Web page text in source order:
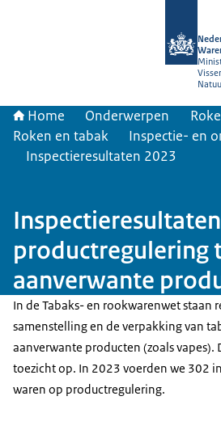
Home Onderwerpen
Roken en tabak
Inspectie- en
Inspectieresultaten 2023
Inspectieresultaten
productregulering
aanverwante
In de Tabaks- en rookwarenwet staan
samenstelling en de verpakking van
aanverwante producten (zoals vapes).
toezicht op. In 2023 voerden we 302
waren op productregulering.